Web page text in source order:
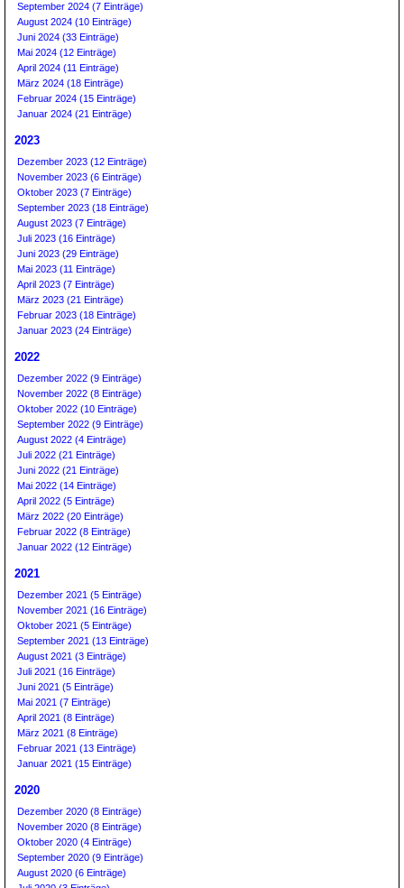
September 2024 (7 Einträge)
August 2024 (10 Einträge)
Juni 2024 (33 Einträge)
Mai 2024 (12 Einträge)
April 2024 (11 Einträge)
März 2024 (18 Einträge)
Februar 2024 (15 Einträge)
Januar 2024 (21 Einträge)
2023
Dezember 2023 (12 Einträge)
November 2023 (6 Einträge)
Oktober 2023 (7 Einträge)
September 2023 (18 Einträge)
August 2023 (7 Einträge)
Juli 2023 (16 Einträge)
Juni 2023 (29 Einträge)
Mai 2023 (11 Einträge)
April 2023 (7 Einträge)
März 2023 (21 Einträge)
Februar 2023 (18 Einträge)
Januar 2023 (24 Einträge)
2022
Dezember 2022 (9 Einträge)
November 2022 (8 Einträge)
Oktober 2022 (10 Einträge)
September 2022 (9 Einträge)
August 2022 (4 Einträge)
Juli 2022 (21 Einträge)
Juni 2022 (21 Einträge)
Mai 2022 (14 Einträge)
April 2022 (5 Einträge)
März 2022 (20 Einträge)
Februar 2022 (8 Einträge)
Januar 2022 (12 Einträge)
2021
Dezember 2021 (5 Einträge)
November 2021 (16 Einträge)
Oktober 2021 (5 Einträge)
September 2021 (13 Einträge)
August 2021 (3 Einträge)
Juli 2021 (16 Einträge)
Juni 2021 (5 Einträge)
Mai 2021 (7 Einträge)
April 2021 (8 Einträge)
März 2021 (8 Einträge)
Februar 2021 (13 Einträge)
Januar 2021 (15 Einträge)
2020
Dezember 2020 (8 Einträge)
November 2020 (8 Einträge)
Oktober 2020 (4 Einträge)
September 2020 (9 Einträge)
August 2020 (6 Einträge)